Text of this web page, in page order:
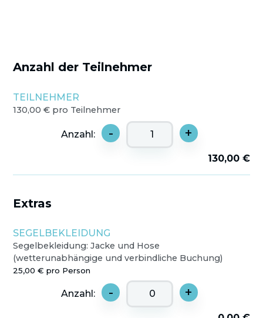
Anzahl der Teilnehmer
TEILNEHMER
130,00 € pro Teilnehmer
Anzahl: - +
130,00 €
Extras
SEGELBEKLEIDUNG
Segelbekleidung: Jacke und Hose
(wetterunabhängige und verbindliche Buchung)
25,00 € pro Person
Anzahl: - +